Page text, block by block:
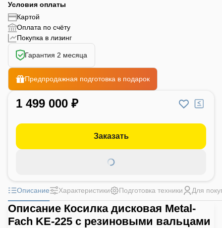
Условия оплаты
Картой
Оплата по счёту
Покупка в лизинг
Гарантия 2 месяца
Предпродажная подготовка в подарок
1 499 000 ₽
Заказать
Описание Характеристики Подготовка техники Для
Описание Косилка дисковая Metal-
Fach KE-225 с резиновыми вальцами